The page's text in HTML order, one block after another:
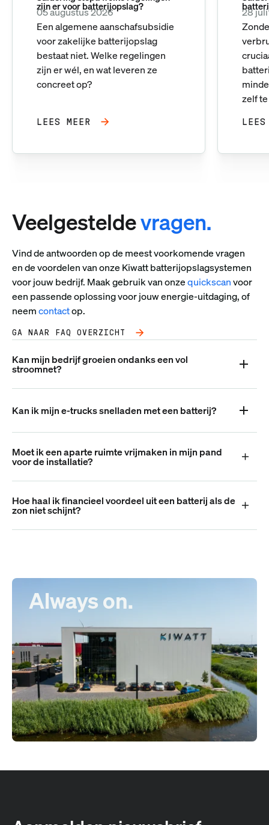
zijn er voor batterijopslag?
05 augustus 2026
Een algemene aanschafsubsidie
voor zakelijke batterijopslag
bestaat niet. Welke regelingen
zijn er wél, en wat leveren ze
concreet op?
LEES MEER
28
zelf
Veelgesteldevragen.
Vind de antwoorden op de meest voorkomende vragen
en de voordelen van onze Kiwatt batterijopslagsystemen
voor jouw bedrijf. Maak gebruik van onzequickscanvoor
een passende oplossing voor jouw energie-uitdaging, of
neemcontactop.
GA NAAR FAQ OVERZICHT
Kan mijn bedrijf groeien ondanks een vol
stroomnet?
Kan ik mijn e-trucks snelladen met een batterij?
Moet ik een aparte ruimte vrijmaken in mijn pand
voor de installatie?
Hoe haal ik financieel voordeel uit een batterij als de
zon niet schijnt?
Always on.